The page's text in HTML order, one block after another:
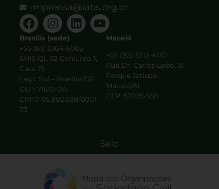
imprensa@iabs.org.br
Brasília (sede)
+55 (61) 3364-6005
SHIS QL 02 Conjunto 1,
Casa 19
Lago Sul – Brasília/DF
CEP: 71610-015
CNPJ: 05.902.038/0001-
73
Maceió
+55 (82) 3313-4130
Rua Dr. Carlos Lobo, 31
Parque Jatiuca –
Maceió/AL
CEP: 57035-550
Selo